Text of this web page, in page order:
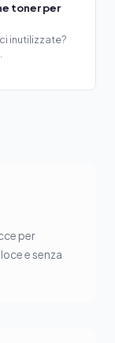
toner per
inutilizzate?
per
e senza